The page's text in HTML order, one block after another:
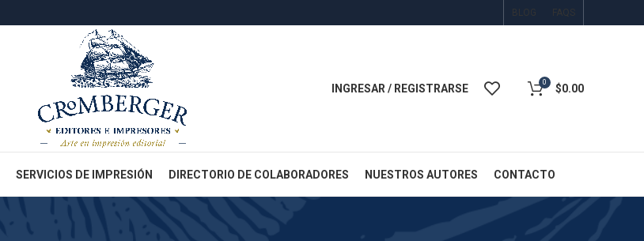
BLOG FAQS
INGRESAR / REGISTRARSE 0 $0.00
SERVICIOS DE IMPRESIÓN DIRECTORIO DE COLABORADORES NUESTROS AUTORES CONTACTO